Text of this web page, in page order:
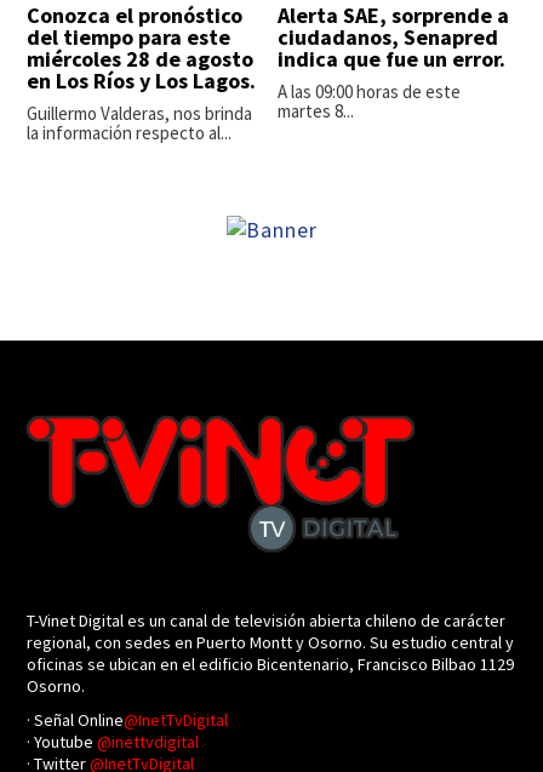
Conozca el pronóstico
del tiempo para este
miércoles 28 de agosto
en Los Ríos y Los Lagos.
Guillermo Valderas, nos brinda
la información respecto al...
Alerta SAE, sorprende a
ciudadanos, Senapred
indica que fue un error.
A las 09:00 horas de este
martes 8...
T-Vinet Digital es un canal de televisión abierta chileno de carácter
regional, con sedes en Puerto Montt y Osorno. Su estudio central y
oficinas se ubican en el edificio Bicentenario, Francisco Bilbao 1129
Osorno.
· Señal Online@InetTvDigital
· Youtube@inettvdigital
· Twitter@InetTvDigital